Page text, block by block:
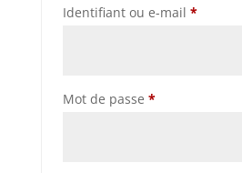
Identifiant ou e-mail *
Mot de passe *Obligatoire